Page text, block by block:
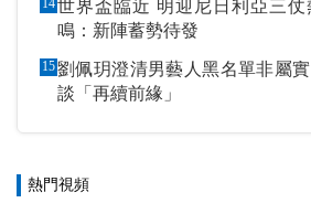
14世界盃臨近 明迎尼日利亞三仗熱身 女籃主帥宮魯
鳴：新陣蓄勢待發
15劉佩玥澄清男藝人黑名單非屬實 阮浩棕何沛珈大方
談「再續前緣」
熱門視頻